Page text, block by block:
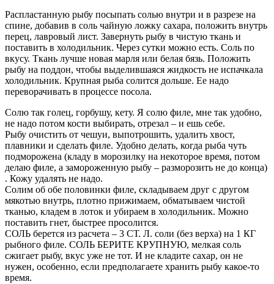
Распластанную рыбу посыпать солью внутри и в разрезе на
спине, добавив в соль чайную ложку сахара, положить внутрь
перец, лавровый лист. Завернуть рыбу в чистую ткань и
поставить в холодильник. Через сутки можно есть. Соль по
вкусу. Ткань лучше новая марля или белая бязь. Положить
рыбу на поддон, чтобы выделившаяся жидкость не испачкала
холодильник. Крупная рыба солится дольше. Ее надо
переворачивать в процессе посола.
Солю так голец, горбушу, кету. Я солю филе, мне так удобно,
не надо потом кости выбирать, отрезал – и ешь себе.
Рыбу очистить от чешуи, выпотрошить, удалить хвост,
плавники и сделать филе. Удобно делать, когда рыба чуть
подморожена (кладу в морозилку на некоторое время, потом
делаю филе, а замороженную рыбу – разморозить не до конца)
. Кожу удалять не надо.
Солим об обе половинки филе, складываем друг с другом
мякотью внутрь, плотно прижимаем, обматываем чистой
тканью, кладем в лоток и убираем в холодильник. Можно
поставить гнет, быстрее просолится.
СОЛЬ берется из расчета – 3 СТ. Л. соли (без верха) на 1 КГ
рыбного филе. СОЛЬ БЕРИТЕ КРУПНУЮ, мелкая соль
сжигает рыбу, вкус уже не тот. И не кладите сахар, он не
нужен, особенно, если предполагаете хранить рыбу какое-то
время.